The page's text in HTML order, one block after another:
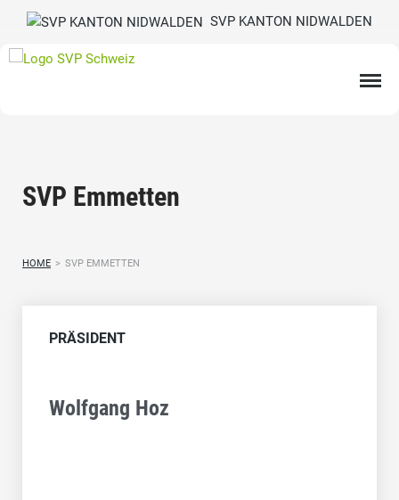
SVP KANTON NIDWALDEN
SVP Emmetten
HOME > SVP EMMETTEN
PRÄSIDENT
Wolfgang Hoz